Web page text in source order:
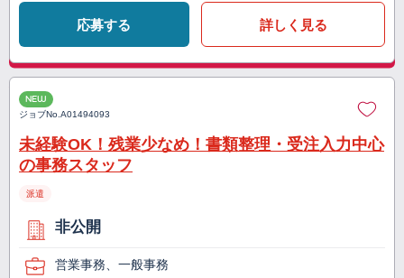
応募する 詳しく見る
NEW
ジョブNo.A01494093
未経験OK！残業少なめ！書類整理・受注入力中心
の事務スタッフ
派遣
非公開
営業事務、一般事務